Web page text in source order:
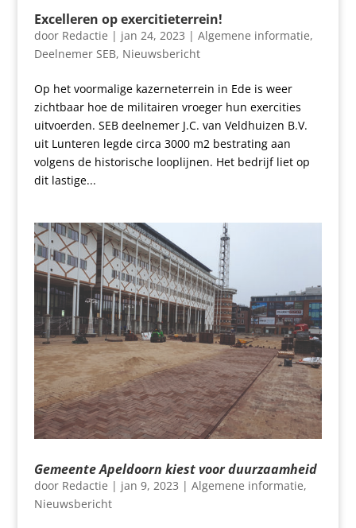
Excelleren op exercitieterrein!
door Redactie | jan 24, 2023 | Algemene informatie,
Deelnemer SEB, Nieuwsbericht
Op het voormalige kazerneterrein in Ede is weer
zichtbaar hoe de militairen vroeger hun exercities
uitvoerden. SEB deelnemer J.C. van Veldhuizen B.V.
uit Lunteren legde circa 3000 m2 bestrating aan
volgens de historische looplijnen. Het bedrijf liet op
dit lastige...
Gemeente Apeldoorn kiest voor duurzaamheid
door Redactie | jan 9, 2023 | Algemene informatie,
Nieuwsbericht